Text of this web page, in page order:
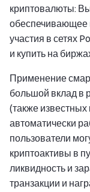
криптовалюты:
обеспечивающее
участия в сетях
и купить на
Применение
большой вклад в
(также известных
автоматически
пользователи
криптоактивы в
ликвидность и
транзакции и